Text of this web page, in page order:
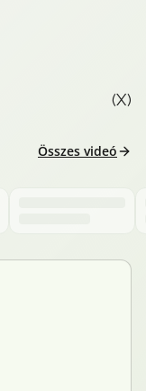
(X)
Összes videó